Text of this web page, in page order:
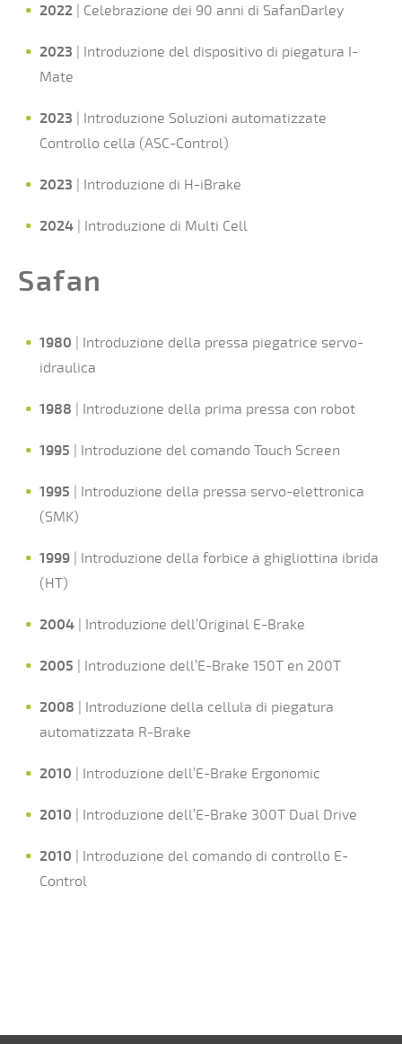
2022 | Celebrazione dei 90 anni di SafanDarley
2023 | Introduzione del dispositivo di piegatura I-
Mate
2023 | Introduzione Soluzioni automatizzate
Controllo cella (ASC-Control)
2023 | Introduzione di H-iBrake
2024 | Introduzione di Multi Cell
Safan
1980 | Introduzione della pressa piegatrice servo-
idraulica
1988 | Introduzione della prima pressa con robot
1995 | Introduzione del comando Touch Screen
1995 | Introduzione della pressa servo-elettronica
(SMK)
1999 | Introduzione della forbice a ghigliottina ibrida
(HT)
2004 | Introduzione dell’Original E-Brake
2005 | Introduzione dell’E-Brake 150T en 200T
2008 | Introduzione della cellula di piegatura
automatizzata R-Brake
2010 | Introduzione dell’E-Brake Ergonomic
2010 | Introduzione dell’E-Brake 300T Dual Drive
2010 | Introduzione del comando di controllo E-
Control